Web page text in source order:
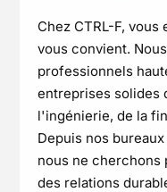
Chez CTRL-F,
vous convient.
professionnels
entreprises solides
l'ingénierie, de la
Depuis nos
nous ne cherchons
des relations